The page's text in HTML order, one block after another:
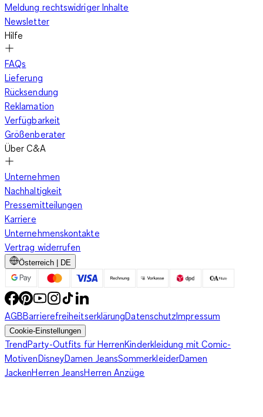
Meldung rechtswidriger Inhalte
Newsletter
Hilfe
FAQs
Lieferung
Rücksendung
Reklamation
Verfügbarkeit
Größenberater
Über C&A
Unternehmen
Nachhaltigkeit
Pressemitteilungen
Karriere
Unternehmenskontakte
Vertrag widerrufen
Österreich | DE
AGBBarrierefreiheitserklärungDatenschutzImpressum
Cookie-Einstellungen
TrendParty-Outfits für HerrenKinderkleidung mit Comic-
MotivenDisneyDamen JeansSommerkleiderDamen
JackenHerren JeansHerren Anzüge